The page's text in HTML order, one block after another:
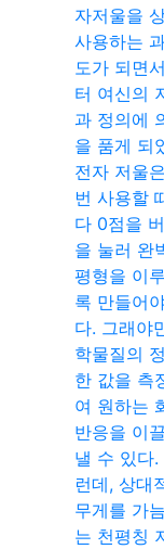
자저울을
사용하는
도가 되면
터 여신의
과 정의에
을 품게 되
전자 저울
번 사용할
다 0점을
을 눌러 완
평형을 이
록 만들어
다. 그래야
학물질의
한 값을 측
여 원하는
반응을 이
낼 수 있다.
런데, 상대
무게를 가
는 천평칭